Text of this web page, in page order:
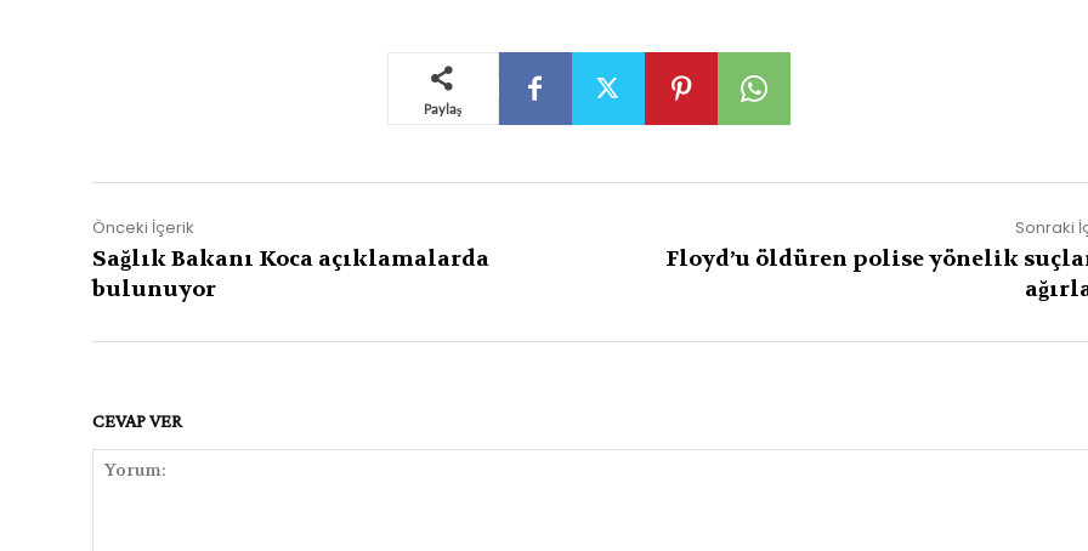
Paylaş
Önceki İçerik
Sağlık Bakanı Koca açıklamalarda
bulunuyor
Sonraki
Floyd’u öldüren polise yönelik
CEVAP VER